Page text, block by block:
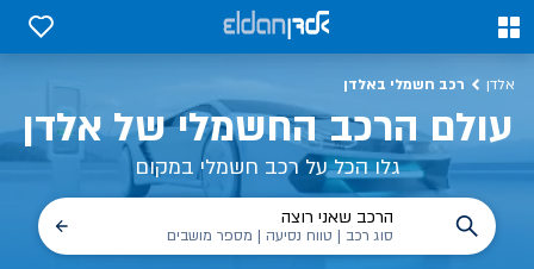
0
0
אלדן רכב חשמלי באלדן
עולם הרכב החשמלי של אלדן
גלו הכל על רכב חשמלי במקום
הרכב שאני רוצה
סוג רכב | טווח נסיעה | מספר מושבים
הכל על רכב חשמלי, שימושים, טכנולוגיה וכל מה שכדי לדעת | אלדן